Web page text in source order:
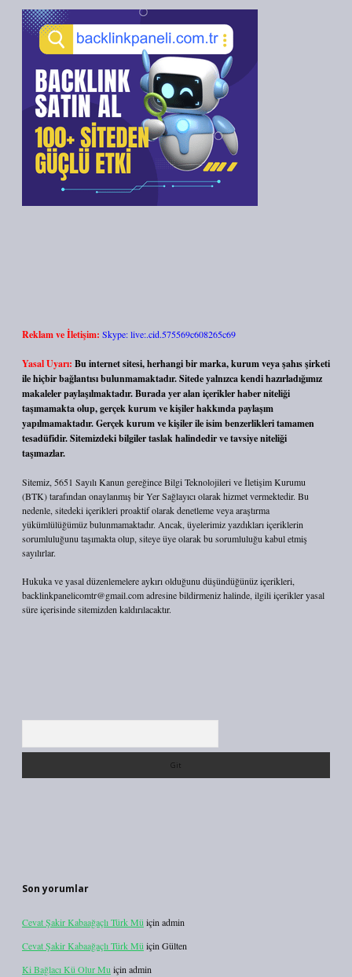
Reklam ve İletişim: Skype: live:.cid.575569c608265c69
Yasal Uyarı: Bu internet sitesi, herhangi bir marka, kurum veya şahıs şirketi
ile hiçbir bağlantısı bulunmamaktadır. Sitede yalnızca kendi hazırladığımız
makaleler paylaşılmaktadır. Burada yer alan içerikler haber niteliği
taşımamakta olup, gerçek kurum ve kişiler hakkında paylaşım
yapılmamaktadır. Gerçek kurum ve kişiler ile isim benzerlikleri tamamen
tesadüfidir. Sitemizdeki bilgiler taslak halindedir ve tavsiye niteliği
taşımazlar.
Sitemiz, 5651 Sayılı Kanun gereğince Bilgi Teknolojileri ve İletişim Kurumu
(BTK) tarafından onaylanmış bir Yer Sağlayıcı olarak hizmet vermektedir. Bu
nedenle, sitedeki içerikleri proaktif olarak denetleme veya araştırma
yükümlülüğümüz bulunmamaktadır. Ancak, üyelerimiz yazdıkları içeriklerin
sorumluluğunu taşımakta olup, siteye üye olarak bu sorumluluğu kabul etmiş
sayılırlar.
Hukuka ve yasal düzenlemelere aykırı olduğunu düşündüğünüz içerikleri,
backlinkpanelicomtr@gmail.comadresine bildirmeniz halinde, ilgili içerikler yasal
süre içerisinde sitemizden kaldırılacaktır.
Son yorumlar
Cevat Şakir Kabaağaçlı Türk Mü için admin
Cevat Şakir Kabaağaçlı Türk Mü için Gülten
Ki Bağlacı Kü Olur Mu için admin